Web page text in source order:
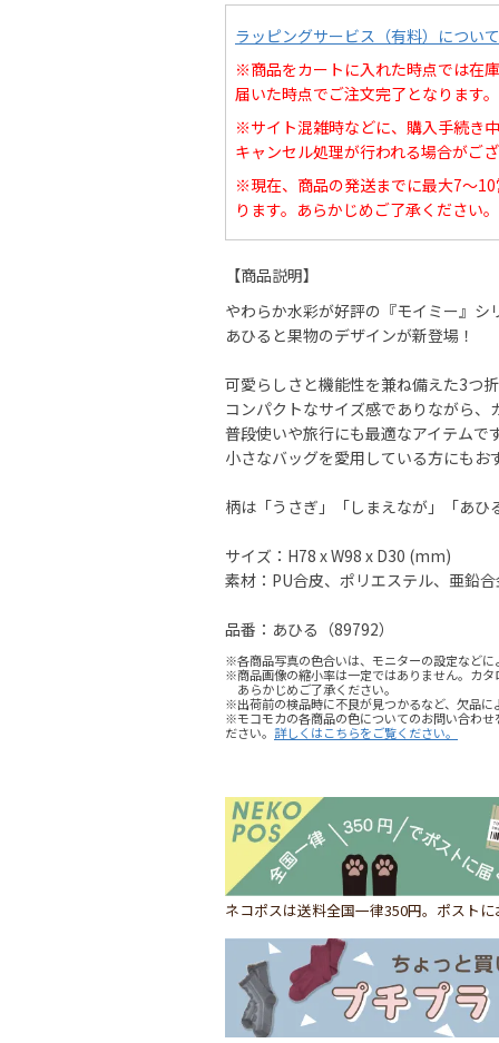
ラッピングサービス（有料）につい
※商品をカートに入れた時点では在
届いた時点でご注文完了となります。
※サイト混雑時などに、購入手続き
キャンセル処理が行われる場合がござ
※現在、商品の発送までに最大7～
ります。あらかじめご了承ください。
【商品説明】
やわらか水彩が好評の『モイミー』シ
あひると果物のデザインが新登場！
可愛らしさと機能性を兼ね備えた3つ折
コンパクトなサイズ感でありながら、
普段使いや旅行にも最適なアイテムです
小さなバッグを愛用している方にもお
柄は「うさぎ」「しまえなが」「あひ
サイズ：H78 x W98 x D30 (mm)
素材：PU合皮、ポリエステル、亜鉛
品番：あひる（89792）
※各商品写真の色合いは、モニターの設定などに
※商品画像の縮小率は一定ではありません。カタ
あらかじめご了承ください。
※出荷前の検品時に不良が見つかるなど、欠品に
※モコモカの各商品の色についてのお問い合わ
ださい。 詳しくはこちらをご覧ください。
ネコポスは送料全国一律350円。ポスト